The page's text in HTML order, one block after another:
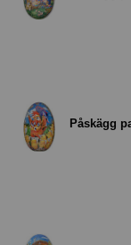
Påskägg